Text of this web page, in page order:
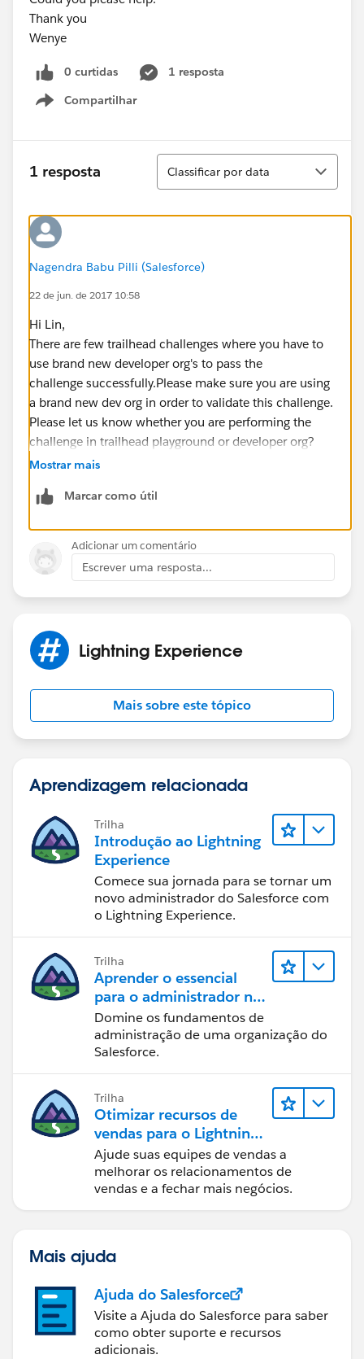
Thank you
Wenye
0 curtidas
1 resposta
Compartilhar
Show menu
1 resposta
Classificar
Classificar por data
Nagendra Babu Pilli (Salesforce)
22 de jun. de 2017 10:58
Hi Lin,
There are few trailhead challenges where you have to
use brand new developer org's to pass the
challenge successfully.Please make sure you are using
a brand new dev org in order to validate this challenge.
Please let us know whether you are performing the
challenge in trailhead playground or developer org?
Still, if the problem persists please check if any
might probably be causing the issue.
Nagendra
Mostrar mais
Marcar como útil
Adicionar um comentário
Escrever uma resposta...
Lightning Experience
Mais sobre este tópico
Aprendizagem relacionada
Trilha
Introdução ao Lightning
Experience
Comece sua jornada para se tornar um
novo administrador do Salesforce com
o Lightning Experience.
Trilha
Aprender o essencial
para o administrador no
Lightning Experience
Domine os fundamentos de
administração de uma organização do
Salesforce.
Trilha
Otimizar recursos de
vendas para o Lightning
Experience
Ajude suas equipes de vendas a
melhorar os relacionamentos de
vendas e a fechar mais negócios.
Mais ajuda
Ajuda do Salesforce
Visite a Ajuda do Salesforce para saber
como obter suporte e recursos
adicionais.